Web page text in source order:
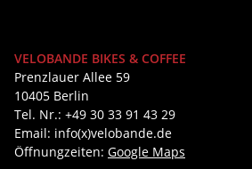
VELOBANDE BIKES & COFFEE
Prenzlauer Allee 59
10405 Berlin
Tel. Nr.: +49 30 33 91 43 29
Email: info(x)velobande.de
Öffnungzeiten: Google Maps